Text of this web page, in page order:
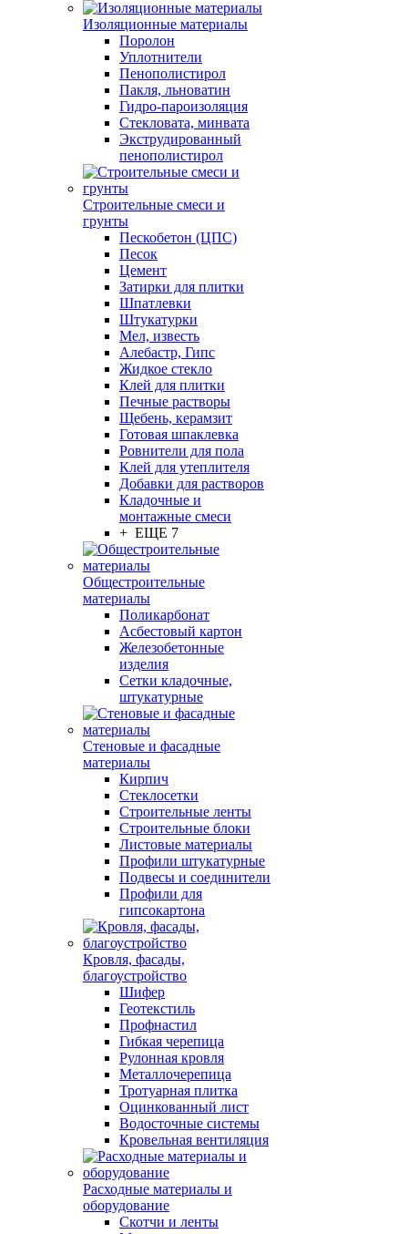
Изоляционные материалы
Поролон
Уплотнители
Пенополистирол
Пакля, льноватин
Гидро-пароизоляция
Стекловата, минвата
Экструдированный
пенополистирол
Строительные смеси и
грунты
Пескобетон (ЦПС)
Песок
Цемент
Затирки для плитки
Шпатлевки
Штукатурки
Мел, известь
Алебастр, Гипс
Жидкое стекло
Клей для плитки
Печные растворы
Щебень, керамзит
Готовая шпаклевка
Ровнители для пола
Клей для утеплителя
Добавки для растворов
Кладочные и
монтажные смеси
+ ЕЩЕ 7
Общестроительные
материалы
Поликарбонат
Асбестовый картон
Железобетонные
изделия
Сетки кладочные,
штукатурные
Стеновые и фасадные
материалы
Кирпич
Стеклосетки
Строительные ленты
Строительные блоки
Листовые материалы
Профили штукатурные
Подвесы и соединители
Профили для
гипсокартона
Кровля, фасады,
благоустройство
Шифер
Геотекстиль
Профнастил
Гибкая черепица
Рулонная кровля
Металлочерепица
Тротуарная плитка
Оцинкованный лист
Водосточные системы
Кровельная вентиляция
Расходные материалы и
оборудование
Скотчи и ленты